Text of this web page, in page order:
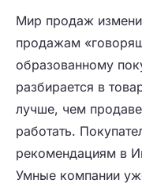
Мир продаж
продажам
образованному
разбирается в
лучше, чем
работать.
рекомендациям в
Умные компании